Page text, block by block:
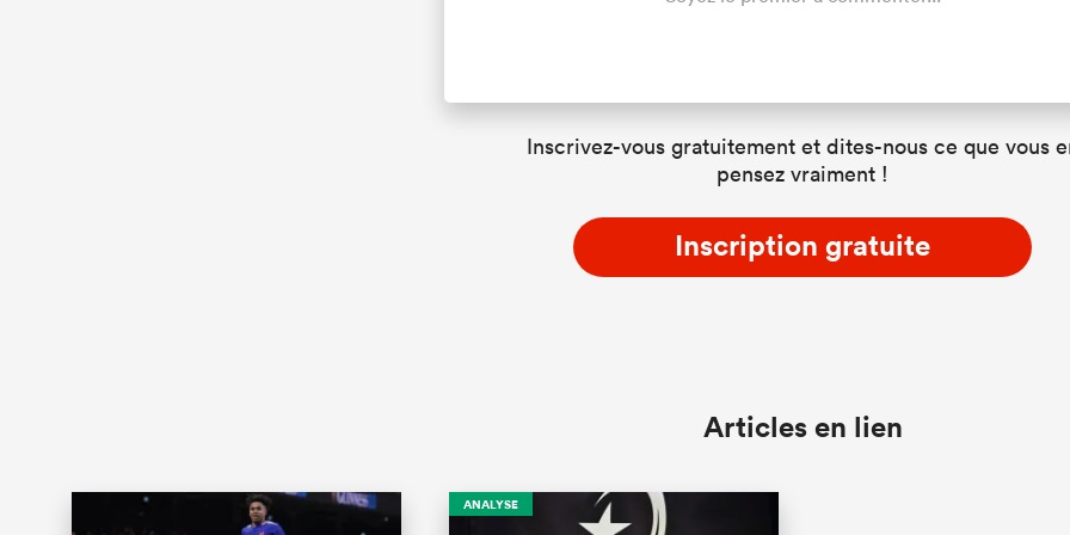
Inscrivez-vous gratuitement et dites-nous ce que vous
pensez vraiment !
Inscription gratuite
Articles en lien
ANALYSE